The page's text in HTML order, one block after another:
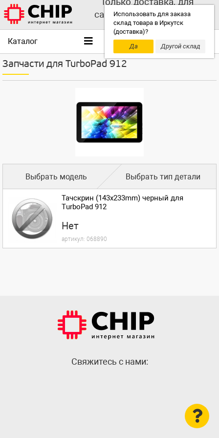
Использовать для заказа
склад товара в Иркутск
(доставка)?
Да
Другой склад
самовывоза выбирайте
другой склад!
Каталог
Запчасти для TurboPad 912
Выбрать модель Выбрать тип детали
Тачскрин (143x233mm) черный для
TurboPad 912
Нет
артикул: 068890
Cвяжитесь с нами: